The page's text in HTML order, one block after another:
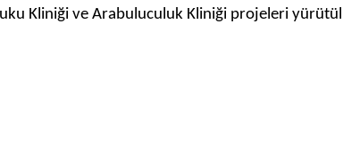
Kliniği ve Arabuluculuk Kliniği projeleri